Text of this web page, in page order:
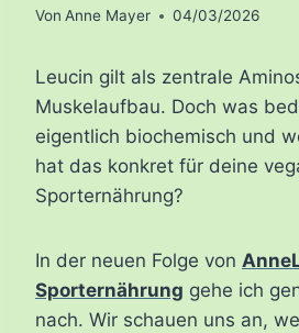
Von Anne Mayer 04/03/2026
Leucin gilt als zentrale
Muskelaufbau. Doch was
eigentlich biochemisch und
hat das konkret für deine
Sporternährung?
In der neuen Folge von
Sporternährung gehe ich
nach. Wir schauen uns an,